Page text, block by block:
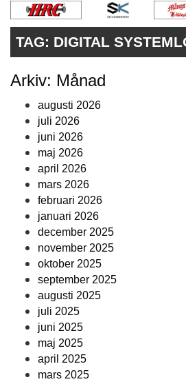
PRENUMERERA
ANNONSERA
TAG: DIGITAL
Arkiv: Månad
augusti 2026
juli 2026
juni 2026
maj 2026
april 2026
mars 2026
februari 2026
januari 2026
december 2025
november 2025
oktober 2025
september 2025
augusti 2025
juli 2025
juni 2025
maj 2025
april 2025
mars 2025